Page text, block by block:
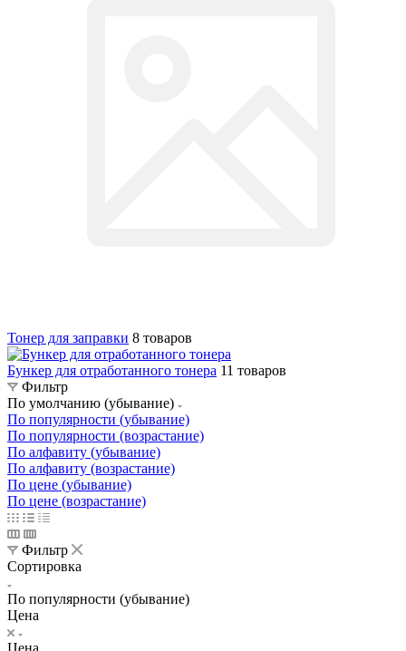
Тонер для заправки 8 товаров
Бункер для отработанного тонера 11 товаров
Фильтр
По умолчанию (убывание)
По популярности (убывание)
По популярности (возрастание)
По алфавиту (убывание)
По алфавиту (возрастание)
По цене (убывание)
По цене (возрастание)
Фильтр
Сортировка
По популярности (убывание)
Цена
Цена